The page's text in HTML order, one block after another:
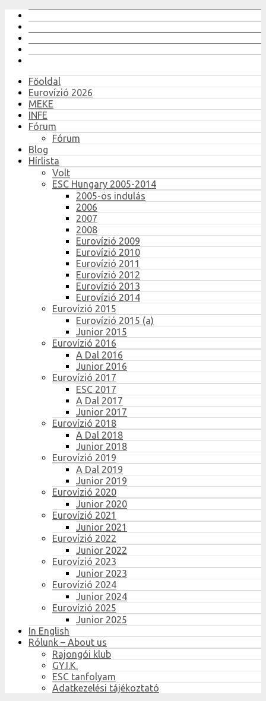
Főoldal
Eurovízió 2026
MEKE
INFE
Fórum
Fórum
Blog
Hírlista
Volt
ESC Hungary 2005-2014
2005-ös indulás
2006
2007
2008
Eurovízió 2009
Eurovízió 2010
Eurovízió 2011
Eurovízió 2012
Eurovízió 2013
Eurovízió 2014
Eurovízió 2015
Eurovízió 2015 (a)
Junior 2015
Eurovízió 2016
A Dal 2016
Junior 2016
Eurovízió 2017
ESC 2017
A Dal 2017
Junior 2017
Eurovízió 2018
A Dal 2018
Junior 2018
Eurovízió 2019
A Dal 2019
Junior 2019
Eurovízió 2020
Junior 2020
Eurovízió 2021
Junior 2021
Eurovízió 2022
Junior 2022
Eurovízió 2023
Junior 2023
Eurovízió 2024
Junior 2024
Eurovízió 2025
Junior 2025
In English
Rólunk – About us
Rajongói klub
GY.I.K.
ESC tanfolyam
Adatkezelési tájékoztató